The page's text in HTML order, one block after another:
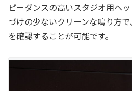
ピーダンスの高いスタジオ用ヘ
づけの少ないクリーンな鳴り方
を確認することが可能です。